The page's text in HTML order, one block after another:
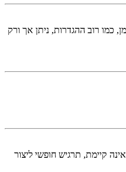
כמו רוב ההגדרות, ניתן אך ורק
קיימת, תרגיש חופשי ליצור